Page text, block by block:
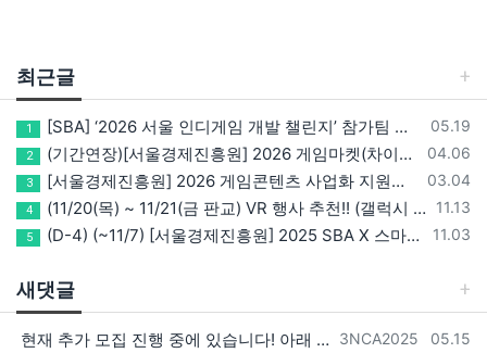
최근글
등록일
05.19
1 [SBA] ‘2026 서울 인디게임 개발 챌린지’ 참가팀 모집
등록일
04.06
2 (기간연장)[서울경제진흥원] 2026 게임마켓(차이나조이, BIC, 지스타) 서울관 참가기업 모집!(~5/8 15:00)
등록일
03.04
3 [서울경제진흥원] 2026 게임콘텐츠 사업화 지원사업 참가기업 모집(~3/26까지)
등록일
11.13
4 (11/20(목) ~ 11/21(금 판교) VR 행사 추천!! (갤럭시 XR/ 애플 비전프로 등 기기 체험, 메타퀘스트 경품)
등록일
11.03
5 (D-4) (~11/7) [서울경제진흥원] 2025 SBA X 스마일게이트, ‘게임랩 with STOVE INDIE’ 참가기업 모집
새댓글
등록자
3NCA2025 등록일
05.15
현재 추가 모집 진행 중에 있습니다! 아래 링크로 확인 부탁드리겠습니다~! https://next-verse.com/community/1…